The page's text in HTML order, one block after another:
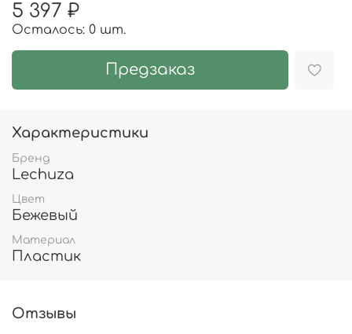
5 397 ₽
Осталось: 0 шт.
Предзаказ
Характеристики
Бренд
Lechuza
Цвет
Бежевый
Материал
Пластик
Отзывы